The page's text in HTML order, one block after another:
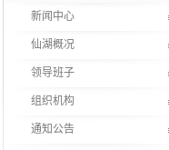
新闻中心
仙湖概况
领导班子
组织机构
通知公告